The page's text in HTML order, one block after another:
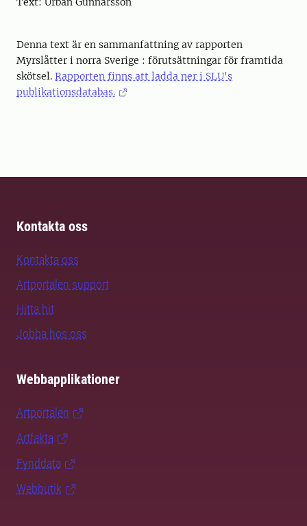
Denna text är en sammanfattning av rapporten
Myrslåtter i norra Sverige : förutsättningar för framtida
skötsel. Rapporten finns att ladda ner i SLU's
publikationsdatabas.
Kontakta oss
Kontakta oss
Artportalen support
Hitta hit
Jobba hos oss
Webbapplikationer
Artportalen
Artfakta
Fynddata
Webbutik